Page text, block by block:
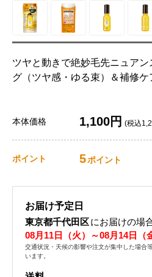
ツヤと動きで絶妙毛先ニュア
グ（ツヤ感・ゆる束）＆補修
本体価格 1,100円 (税込
ポイント 5ポイント
お届け予定日
東京都千代田区にお届けの場
08月11日（火）～08月14日（
交通状況・天候の影響や注文が集中した場合
います。